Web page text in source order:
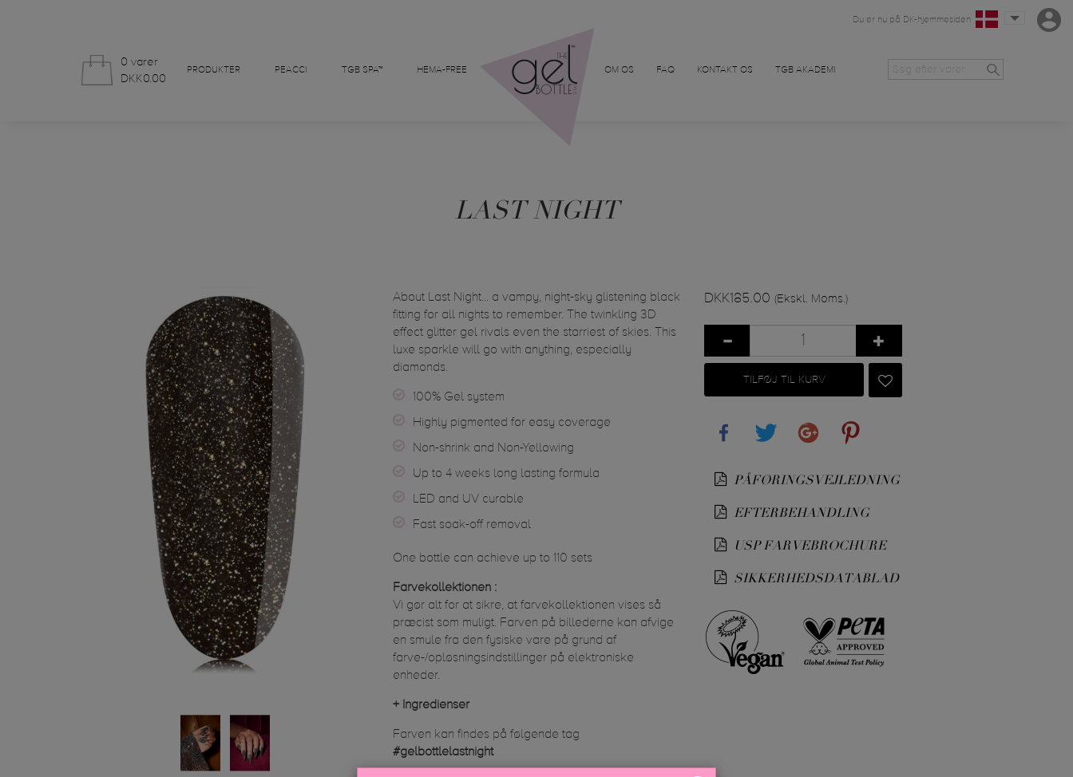
0 varer
DKK0.00
PRODUKTER PEACCI TGB SPA™ HEMA-FREE OM OS FAQ KONTAKT OS TGB AKADEMI
Du er nu på DK-hjemmesiden
LAST NIGHT
About Last Night... a vampy, night-sky glistening black
fitting for all nights to remember. The twinkling 3D
effect glitter gel rivals even the starriest of skies. This
luxe sparkle will go with anything, especially
diamonds.
100% Gel system
Highly pigmented for easy coverage
Non-shrink and Non-Yellowing
Up to 4 weeks long lasting formula
LED and UV curable
Fast soak-off removal
One bottle can achieve up to 110 sets
Farvekollektionen :
Vi gør alt for at sikre, at farvekollektionen vises så
præcist som muligt. Farven på billederne kan afvige
en smule fra den fysiske vare på grund af
farve-/opløsningsindstillinger på elektroniske
enheder.
+ Ingredienser
Farven kan findes på følgende tag
#gelbottlelastnight
DKK185.00 (Ekskl. Moms.)
TILFØJ TIL KURV
PÅFØRINGSVEJLEDNING
EFTERBEHANDLING
USP FARVEBROCHURE
SIKKERHEDSDATABLAD